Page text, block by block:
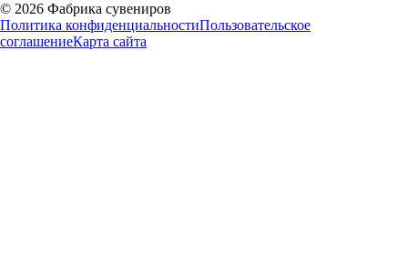
© 2026 Фабрика сувениров
Политика конфиденциальностиПользовательское
соглашениеКарта сайта